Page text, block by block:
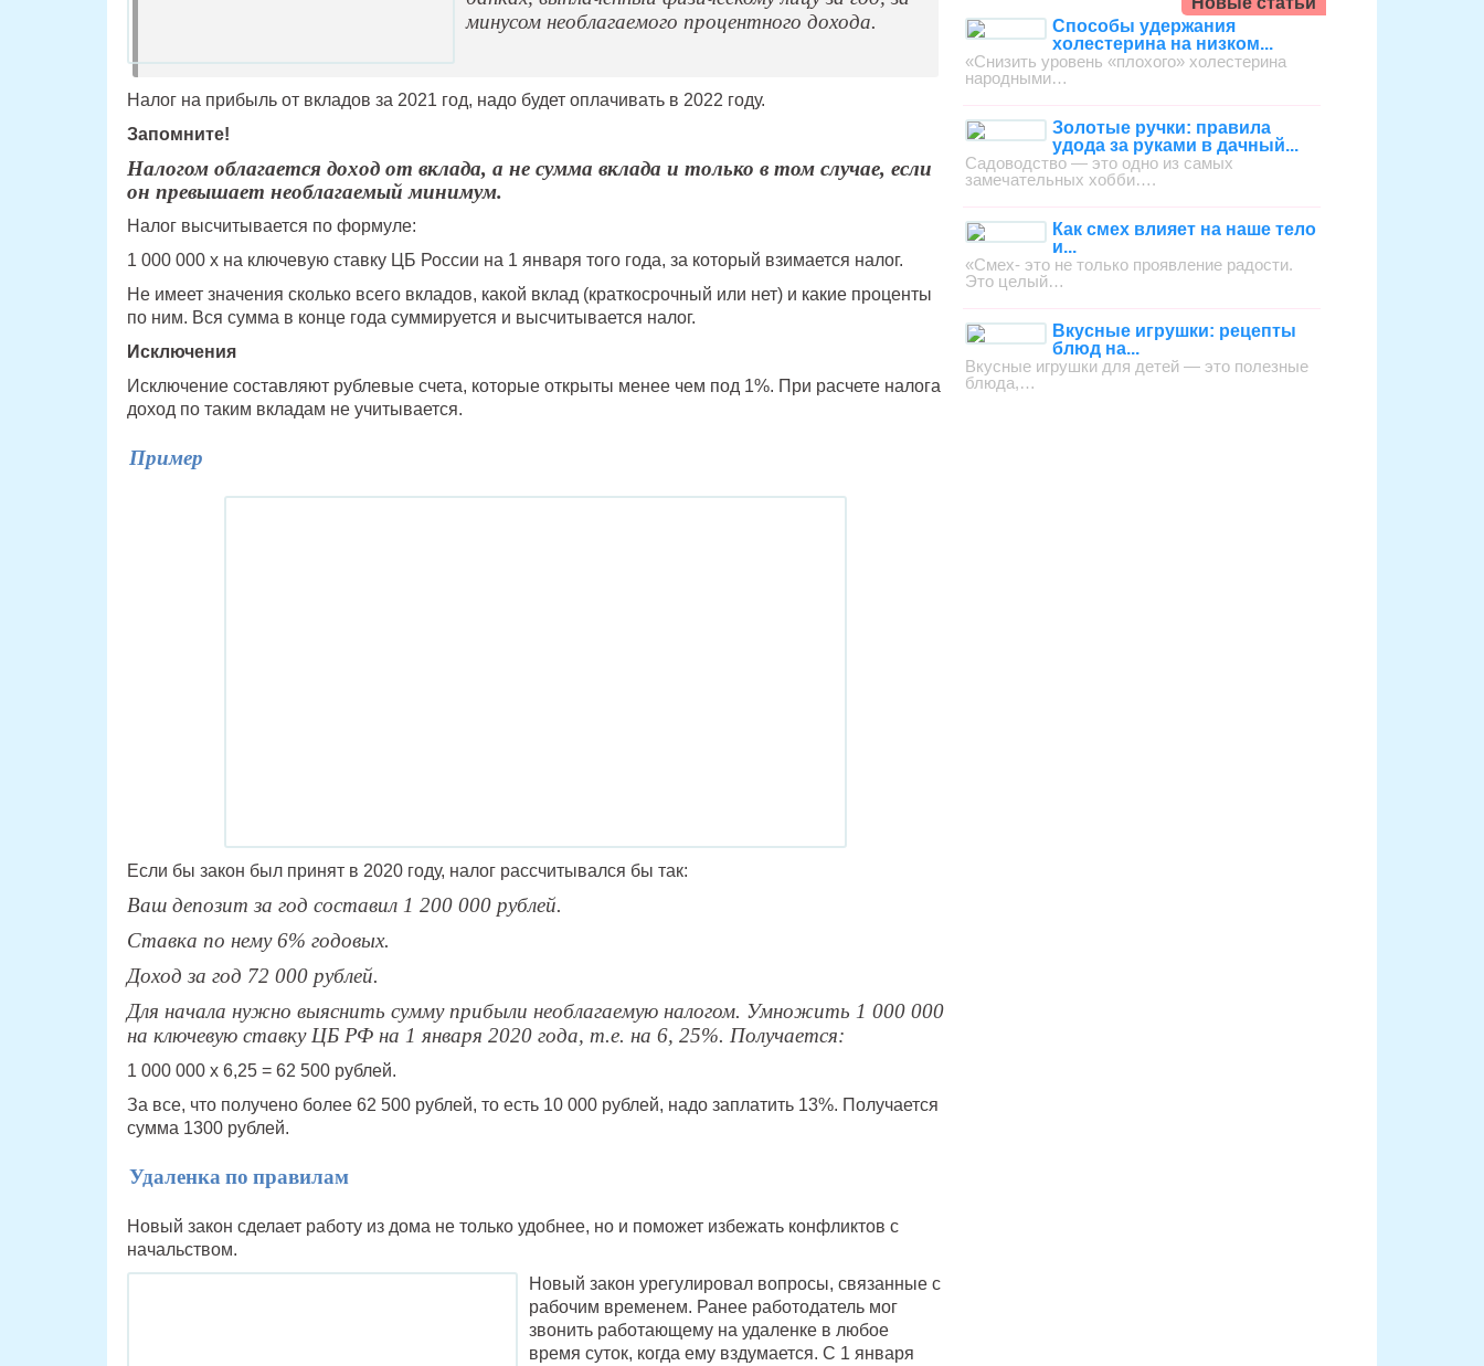
минусом необлагаемого процентного дохода.
Налог на прибыль от вкладов за 2021 год, надо будет оплачивать в 2022 году.
Запомните!
Налогом облагается доход от вклада, а не сумма вклада и только в том случае, если
он превышает необлагаемый минимум.
Налог высчитывается по формуле:
1 000 000 х на ключевую ставку ЦБ России на 1 января того года, за который взимается налог.
Не имеет значения сколько всего вкладов, какой вклад (краткосрочный или нет) и какие проценты
по ним. Вся сумма в конце года суммируется и высчитывается налог.
Исключения
Исключение составляют рублевые счета, которые открыты менее чем под 1%. При расчете налога
доход по таким вкладам не учитывается.
Пример
Если бы закон был принят в 2020 году, налог рассчитывался бы так:
Ваш депозит за год составил 1 200 000 рублей.
Ставка по нему 6% годовых.
Доход за год 72 000 рублей.
Для начала нужно выяснить сумму прибыли необлагаемую налогом. Умножить 1 000 000
на ключевую ставку ЦБ РФ на 1 января 2020 года, т.е. на 6, 25%. Получается:
1 000 000 х 6,25 = 62 500 рублей.
За все, что получено более 62 500 рублей, то есть 10 000 рублей, надо заплатить 13%. Получается
сумма 1300 рублей.
Удаленка по правилам
Новый закон сделает работу из дома не только удобнее, но и поможет избежать конфликтов с
начальством.
Новый закон урегулировал вопросы, связанные с
рабочим временем. Ранее работодатель мог
звонить работающему на удаленке в любое
время суток, когда ему вздумается. С 1 января
Способы удержания
холестерина на низком...
«Снизить уровень «плохого» холестерина
народными…
Золотые ручки: правила
удода за руками в дачный...
Садоводство — это одно из самых
замечательных хобби….
Как смех влияет на наше тело
и...
«Смех- это не только проявление радости.
Это целый…
Вкусные игрушки: рецепты
блюд на...
Вкусные игрушки для детей — это полезные
блюда,…